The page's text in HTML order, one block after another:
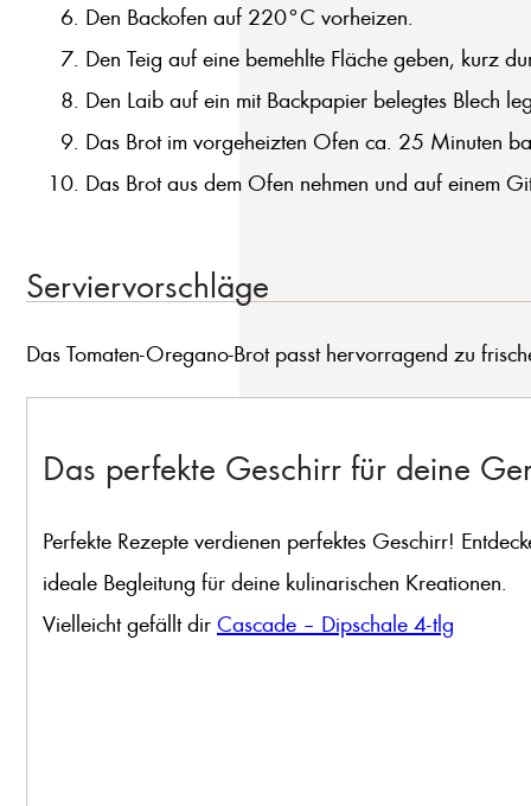
Den Backofen auf 220°C vorheizen.
Den Teig auf eine bemehlte Fläche geben, kurz
Den Laib auf ein mit Backpapier belegtes Blech
Das Brot im vorgeheizten Ofen ca. 25 Minuten
Das Brot aus dem Ofen nehmen und auf einem
Serviervorschläge
Das Tomaten-Oregano-Brot passt hervorragend zu
Das perfekte Geschirr für deine
Perfekte Rezepte verdienen perfektes Geschirr!
ideale Begleitung für deine kulinarischen Kreationen.
Vielleicht gefällt dir Cascade – Dipschale 4-tlg